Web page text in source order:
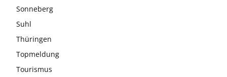
Sonneberg
Suhl
Thüringen
Topmeldung
Tourismus